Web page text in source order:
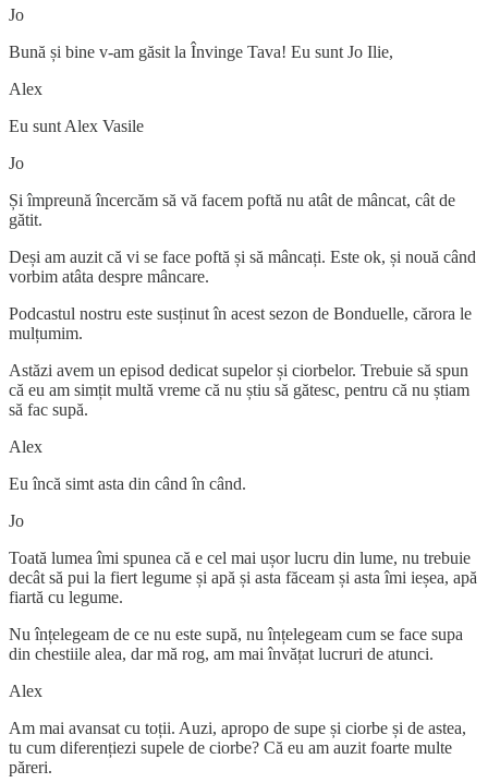
Jo
Bună și bine v-am găsit la Învinge Tava! Eu sunt Jo Ilie,
Alex
Eu sunt Alex Vasile
Jo
Și împreună încercăm să vă facem poftă nu atât de mâncat, cât de
gătit.
Deși am auzit că vi se face poftă și să mâncați. Este ok, și nouă când
vorbim atâta despre mâncare.
Podcastul nostru este susținut în acest sezon de Bonduelle, cărora le
mulțumim.
Astăzi avem un episod dedicat supelor și ciorbelor. Trebuie să spun
că eu am simțit multă vreme că nu știu să gătesc, pentru că nu știam
să fac supă.
Alex
Eu încă simt asta din când în când.
Jo
Toată lumea îmi spunea că e cel mai ușor lucru din lume, nu trebuie
decât să pui la fiert legume și apă și asta făceam și asta îmi ieșea, apă
fiartă cu legume.
Nu înțelegeam de ce nu este supă, nu înțelegeam cum se face supa
din chestiile alea, dar mă rog, am mai învățat lucruri de atunci.
Alex
Am mai avansat cu toții. Auzi, apropo de supe și ciorbe și de astea,
tu cum diferențiezi supele de ciorbe? Că eu am auzit foarte multe
păreri.